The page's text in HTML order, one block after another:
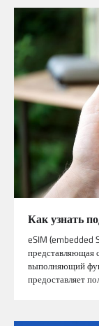
Как узнать
eSIM (embedded
представляющая
выполняющий
предоставляет